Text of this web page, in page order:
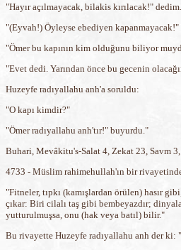
"Hayır açılmayacak, bilakis kırılacak!"
"(Eyvah!) Öyleyse ebediyen
"Ömer bu kapının kim olduğunu biliyor
"Evet dedi. Yarından önce bu gecenin
Huzeyfe radıyallahu anh'a soruldu:
"O kapı kimdir?"
"Ömer radıyallahu anh'tır!" buyurdu."
Buhari, Mevâkitu's-Salat 4, Zekat 23, Savm
4733 - Müslim rahimehullah'ın bir
"Fitneler, tıpkı (kamışlardan örülen) hasır
çıkar: Biri cilalı taş gibi bembeyazdır;
yutturulmuşsa, onu (hak veya batıl) bilir."
Bu rivayette Huzeyfe radıyallahu anh der ki: